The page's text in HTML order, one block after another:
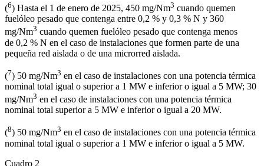
(6) Hasta el 1 de enero de 2025, 450 mg/Nm3 cuando quemen
fuelóleo pesado que contenga entre 0,2 % y 0,3 % N y 360
mg/Nm3 cuando quemen fuelóleo pesado que contenga menos
de 0,2 % N en el caso de instalaciones que formen parte de una
pequeña red aislada o de una microrred aislada.
(7) 50 mg/Nm3 en el caso de instalaciones con una potencia térmica
nominal total igual o superior a 1 MW e inferior o igual a 5 MW; 30
mg/Nm3 en el caso de instalaciones con una potencia térmica
nominal total superior a 5 MW e inferior o igual a 20 MW.
(8) 50 mg/Nm3 en el caso de instalaciones con una potencia térmica
nominal total igual o superior a 1 MW e inferior o igual a 5 MW.
Cuadro 2